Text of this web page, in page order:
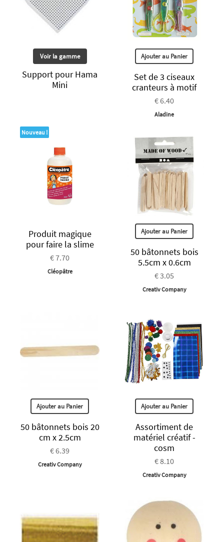
Voir la gamme
Support pour Hama
Mini
Ajouter au Panier
Set de 3 ciseaux
cranteurs à motif
€ 6.40
Aladine
Nouveau !
Produit magique
pour faire la slime
€ 7.70
Cléopâtre
Ajouter au Panier
50 bâtonnets bois
5.5cm x 0.6cm
€ 3.05
Creativ Company
Ajouter au Panier
50 bâtonnets bois 20
cm x 2.5cm
€ 6.39
Creativ Company
Ajouter au Panier
Assortiment de
matériel créatif -
cosm
€ 8.10
Creativ Company